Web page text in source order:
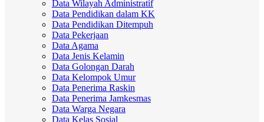
Data Wilayah Administratif
Data Pendidikan dalam KK
Data Pendidikan Ditempuh
Data Pekerjaan
Data Agama
Data Jenis Kelamin
Data Golongan Darah
Data Kelompok Umur
Data Penerima Raskin
Data Penerima Jamkesmas
Data Warga Negara
Data Kelas Sosial